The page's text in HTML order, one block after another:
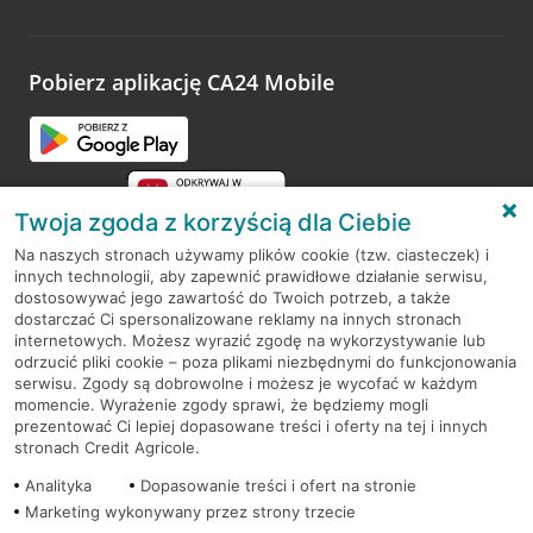
opinie.
Pobierz aplikację CA24 Mobile
RODO
Regulamin serwisu
Mapa serwisu
PolitykaCookies
Twoja zgoda z korzyścią dla Ciebie
Na naszych stronach używamy plików cookie (tzw. ciasteczek) i
innych technologii, aby zapewnić prawidłowe działanie serwisu,
dostosowywać jego zawartość do Twoich potrzeb, a także
dostarczać Ci spersonalizowane reklamy na innych stronach
internetowych. Możesz wyrazić zgodę na wykorzystywanie lub
odrzucić pliki cookie – poza plikami niezbędnymi do funkcjonowania
serwisu. Zgody są dobrowolne i możesz je wycofać w każdym
momencie. Wyrażenie zgody sprawi, że będziemy mogli
prezentować Ci lepiej dopasowane treści i oferty na tej i innych
stronach Credit Agricole.
Analityka
Dopasowanie treści i ofert na stronie
Marketing wykonywany przez strony trzecie